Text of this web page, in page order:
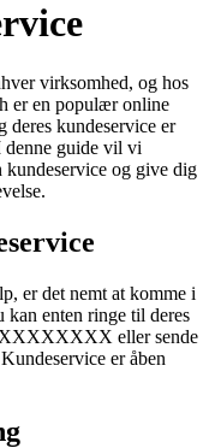
virksomhed, og hos
er en populær online
deres kundeservice er
guide vil vi
og give dig
er det nemt at komme i
enten ringe til deres
XXXXXXXX eller sende
er åben